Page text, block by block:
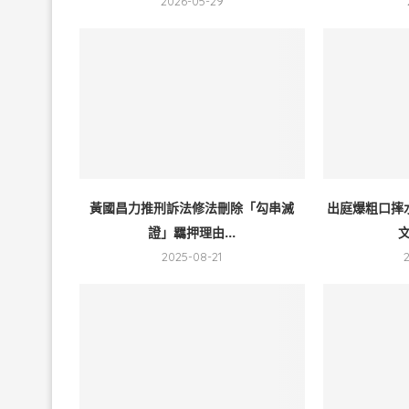
黃國昌力推刑訴法修法刪除「勾串滅
證」羈押理由...
2025-08-21
出庭爆粗口